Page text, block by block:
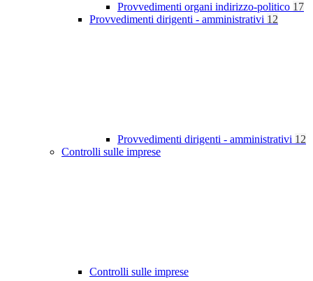
Provvedimenti organi indirizzo-politico 17
Provvedimenti dirigenti - amministrativi 12
Provvedimenti dirigenti - amministrativi 12
Controlli sulle imprese
Controlli sulle imprese